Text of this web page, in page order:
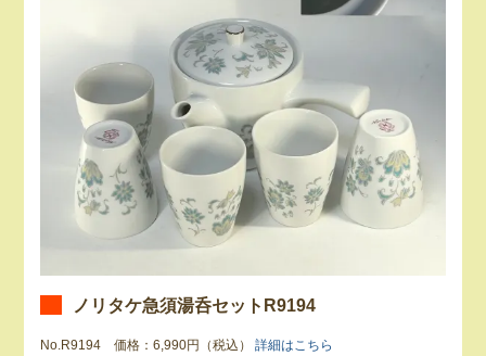
ノリタケ急須湯呑セットR9194
No.R9194 価格：6,990円（税込）詳細はこちら